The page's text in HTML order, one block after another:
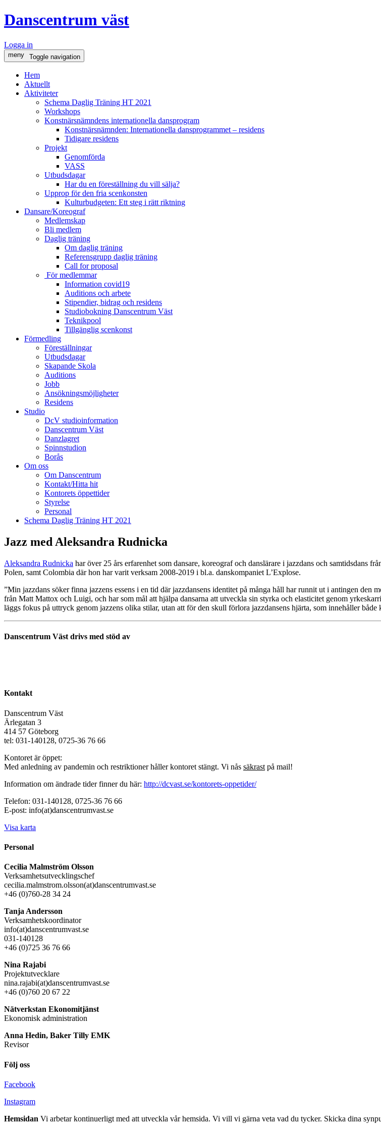
Danscentrum väst
Logga in
meny Toggle navigation
Hem
Aktuellt
Aktiviteter
Schema Daglig Träning HT 2021
Workshops
Konstnärsnämndens internationella dansprogram
Konstnärsnämnden: Internationella dansprogrammet – residens
Tidigare residens
Projekt
Genomförda
VASS
Utbudsdagar
Har du en föreställning du vill sälja?
Upprop för den fria scenkonsten
Kulturbudgeten: Ett steg i rätt riktning
Dansare/Koreograf
Medlemskap
Bli medlem
Daglig träning
Om daglig träning
Referensgrupp daglig träning
Call for proposal
För medlemmar
Information covid19
Auditions och arbete
Stipendier, bidrag och residens
Studiobokning Danscentrum Väst
Teknikpool
Tillgänglig scenkonst
Förmedling
Föreställningar
Utbudsdagar
Skapande Skola
Auditions
Jobb
Ansökningsmöjligheter
Residens
Studio
DcV studioinformation
Danscentrum Väst
Danzlagret
Spinnstudion
Borås
Om oss
Om Danscentrum
Kontakt/Hitta hit
Kontorets öppettider
Styrelse
Personal
Schema Daglig Träning HT 2021
Jazz med Aleksandra Rudnicka
Aleksandra Rudnicka har över 25 års erfarenhet som dansare, koreograf och danslärare i jazzdans och samtidsdans
Polen, samt Colombia där hon har varit verksam 2008-2019 i bl.a. danskompaniet L’Explose.
”Min jazzdans söker finna jazzens essens i en tid där jazzdansens identitet på många håll har runnit ut i antingen den
från Matt Mattox och Luigi, och har som mål att hjälpa dansarna att utveckla sin styrka och elasticitet genom
läggs fokus på uttryck genom jazzens olika stilar, utan att för den skull förlora jazzdansens hjärta, som innehåller
Danscentrum Väst drivs med stöd av
Kontakt
Danscentrum Väst
Ärlegatan 3
414 57 Göteborg
tel: 031-140128, 0725-36 76 66
Kontoret är öppet:
Med anledning av pandemin och restriktioner håller kontoret stängt. Vi nås säkrast på mail!
Information om ändrade tider finner du här: http://dcvast.se/kontorets-oppetider/
Telefon: 031-140128, 0725-36 76 66
E-post: info(at)danscentrumvast.se
Visa karta
Personal
Cecilia Malmström Olsson
Verksamhetsutvecklingschef
cecilia.malmstrom.olsson(at)danscentrumvast.se
+46 (0)760-28 34 24
Tanja Andersson
Verksamhetskoordinator
info(at)danscentrumvast.se
031-140128
+46 (0)725 36 76 66
Nina Rajabi
Projektutvecklare
nina.rajabi(at)danscentrumvast.se
+46 (0)760 20 67 22
Nätverkstan Ekonomitjänst
Ekonomisk administration
Anna Hedin, Baker Tilly EMK
Revisor
Följ oss
Facebook
Instagram
Hemsidan Vi arbetar kontinuerligt med att utveckla vår hemsida. Vi vill vi gärna veta vad du tycker. Skicka dina